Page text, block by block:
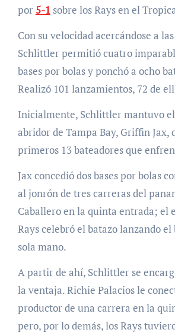
por 5-1 sobre los Rays en el
Con su velocidad acercándose a
Schlittler permitió cuatro
bases por bolas y ponchó a ocho
Realizó 101 lanzamientos, 72 de
Inicialmente, Schlittler mantuvo
abridor de Tampa Bay, Griffin Jax,
primeros 13 bateadores que
Jax concedió dos bases por bolas
al jonrón de tres carreras del
Caballero en la quinta entrada; el
Rays celebró el batazo lanzando el
sola mano.
A partir de ahí, Schlittler se
la ventaja. Richie Palacios le
productor de una carrera en la
pero, por lo demás, los Rays